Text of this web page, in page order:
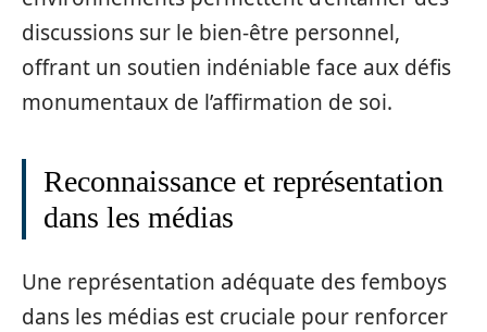
discussions sur le bien-être personnel,
offrant un soutien indéniable face aux défis
monumentaux de l’affirmation de soi.
Reconnaissance et représentation
dans les médias
Une représentation adéquate des femboys
dans les médias est cruciale pour renforcer